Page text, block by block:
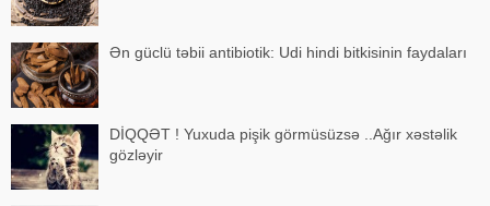
Ən güclü təbii antibiotik: Udi hindi bitkisinin faydaları
DİQQƏT ! Yuxuda pişik görmüsüzsə ..Ağır xəstəlik
gözləyir